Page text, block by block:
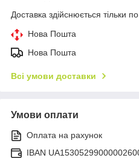
Доставка здійснюється тільки
Нова Пошта
Нова Пошта
Всі умови доставки
Умови оплати
Оплата на рахунок
IBAN